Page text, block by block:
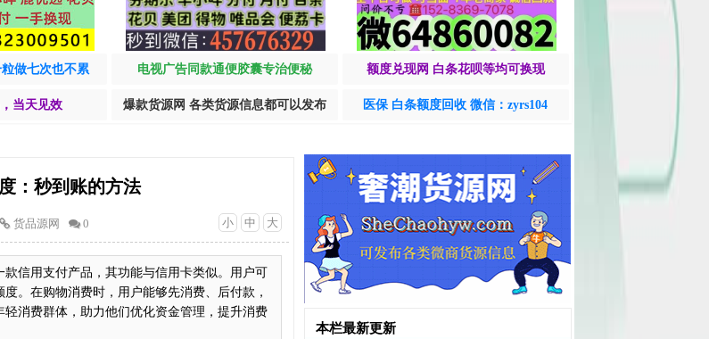
做七次也不累 电视广告同款通便胶囊专治便秘 额度兑现网 白条花呗等均可换现
当天见效 爆款货源网 各类货源信息都可以发布 医保 白条额度回收 微信：zyrs104
：秒到账的方法
小 中 大
货品源网 0
信用支付产品，其功能与信用卡类似。用户可
。在购物消费时，用户能够先消费、后付款，
消费群体，助力他们优化资金管理，提升消费
本栏最新更新